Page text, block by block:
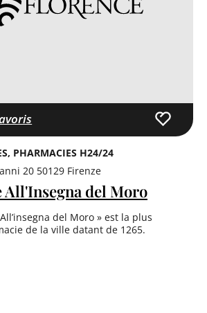
PHARMACIES H24/24
20 50129 Firenze
All'Insegna del Moro
del Moro » est la plus
de la ville datant de 1265.